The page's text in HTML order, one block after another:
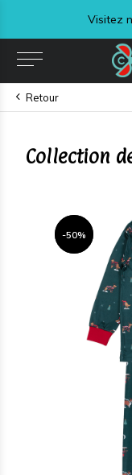
Visitez
Retour
Collection
-50%
-50%